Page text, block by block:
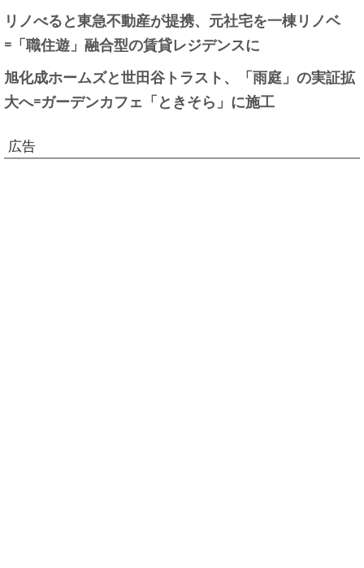
リノべると東急不動産が提携、元社宅を一棟リノベ
=「職住遊」融合型の賃貸レジデンスに
旭化成ホームズと世田谷トラスト、「雨庭」の実証拡
大へ=ガーデンカフェ「ときそら」に施工
広告